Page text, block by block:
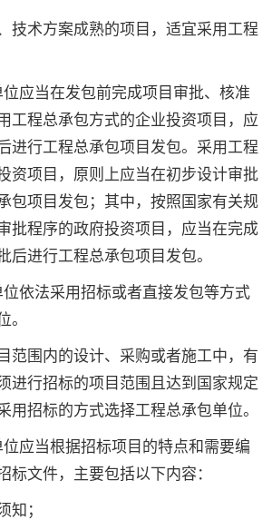
技术方案成熟的项目，适宜采用工程
应当在发包前完成项目审批、核准
工程总承包方式的企业投资项目，应
进行工程总承包项目发包。采用工程
资项目，原则上应当在初步设计审批
包项目发包；其中，按照国家有关规
批程序的政府投资项目，应当在完成
后进行工程总承包项目发包。
依法采用招标或者直接发包等方式
。
范围内的设计、采购或者施工中，有
进行招标的项目范围且达到国家规定
用招标的方式选择工程总承包单位。
应当根据招标项目的特点和需要编
标文件，主要包括以下内容：
知；